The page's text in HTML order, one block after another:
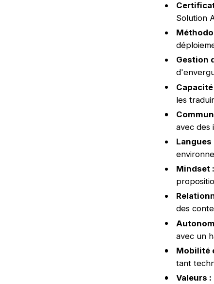
Solution
Gestion
les
avec des
Langues
Mindset :
des
avec un
Mobilité
tant
Valeurs :